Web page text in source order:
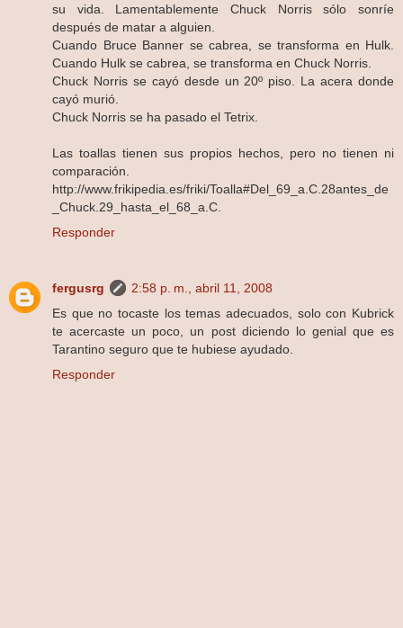
su vida. Lamentablemente Chuck Norris sólo sonríe
después de matar a alguien.
Cuando Bruce Banner se cabrea, se transforma en Hulk.
Cuando Hulk se cabrea, se transforma en Chuck Norris.
Chuck Norris se cayó desde un 20º piso. La acera donde
cayó murió.
Chuck Norris se ha pasado el Tetrix.
Las toallas tienen sus propios hechos, pero no tienen ni
comparación.
http://www.frikipedia.es/friki/Toalla#Del_69_a.C.28antes_de
_Chuck.29_hasta_el_68_a.C.
Responder
fergusrg
2:58 p. m., abril 11, 2008
Es que no tocaste los temas adecuados, solo con Kubrick
te acercaste un poco, un post diciendo lo genial que es
Tarantino seguro que te hubiese ayudado.
Responder